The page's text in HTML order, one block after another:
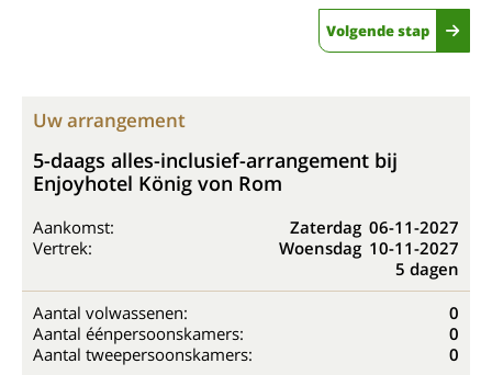
Volgende stap
Uw arrangement
5-daags alles-inclusief-arrangement bij
Enjoyhotel König von Rom
Aankomst: Zaterdag 06-11-2027
Vertrek:
Woensdag 10-11-2027
5 dagen
Aantal volwassenen:
0
Aantal éénpersoonskamers:
0
Aantal tweepersoonskamers:
0